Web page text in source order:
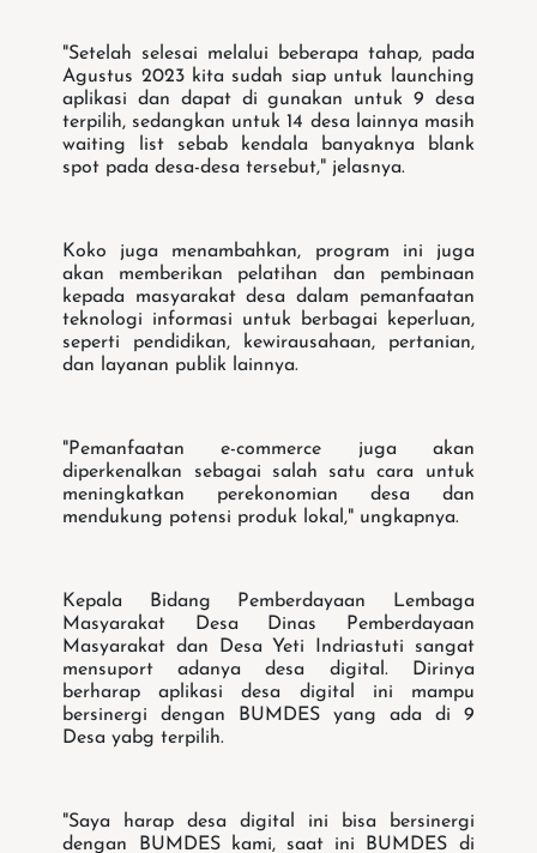
"Setelah selesai melalui beberapa tahap, pada
Agustus 2023 kita sudah siap untuk launching
aplikasi dan dapat di gunakan untuk 9 desa
terpilih, sedangkan untuk 14 desa lainnya masih
waiting list sebab kendala banyaknya blank
spot pada desa-desa tersebut," jelasnya.
Koko juga menambahkan, program ini juga
akan memberikan pelatihan dan pembinaan
kepada masyarakat desa dalam pemanfaatan
teknologi informasi untuk berbagai keperluan,
seperti pendidikan, kewirausahaan, pertanian,
dan layanan publik lainnya.
"Pemanfaatan e-commerce juga akan
diperkenalkan sebagai salah satu cara untuk
meningkatkan perekonomian desa dan
mendukung potensi produk lokal," ungkapnya.
Kepala Bidang Pemberdayaan Lembaga
Masyarakat Desa Dinas Pemberdayaan
Masyarakat dan Desa Yeti Indriastuti sangat
mensuport adanya desa digital. Dirinya
berharap aplikasi desa digital ini mampu
bersinergi dengan BUMDES yang ada di 9
Desa yabg terpilih.
"Saya harap desa digital ini bisa bersinergi
dengan BUMDES kami, saat ini BUMDES di